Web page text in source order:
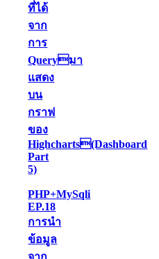
ที่ได้
จาก
การ
Queryมา
แสดง
บน
กราฟ
ของ
Highcharts(Dashboard
Part
5)
PHP+MySqli
EP.18
การนำ
ข้อมูล
จาก